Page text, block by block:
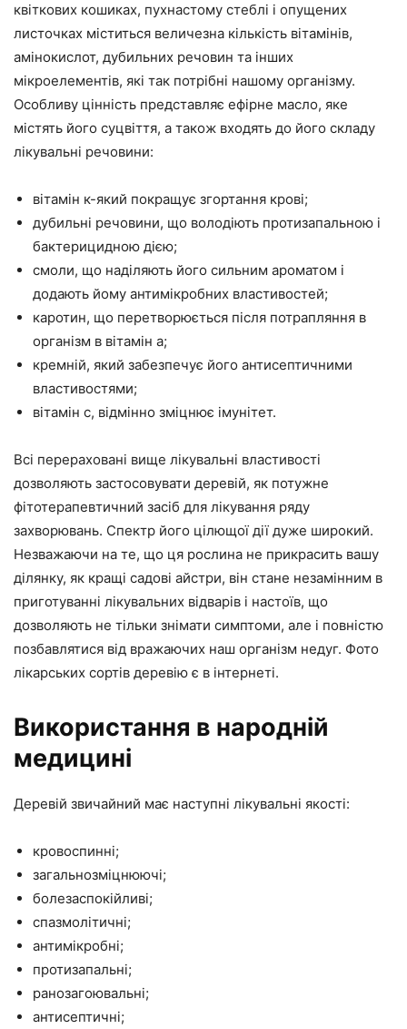
квіткових кошиках, пухнастому стеблі і опущених
листочках міститься величезна кількість вітамінів,
амінокислот, дубильних речовин та інших
мікроелементів, які так потрібні нашому організму.
Особливу цінність представляє ефірне масло, яке
містять його суцвіття, а також входять до його складу
лікувальні речовини:
вітамін к-який покращує згортання крові;
дубильні речовини, що володіють протизапальною і
бактерицидною дією;
смоли, що наділяють його сильним ароматом і
додають йому антимікробних властивостей;
каротин, що перетворюється після потрапляння в
організм в вітамін а;
кремній, який забезпечує його антисептичними
властивостями;
вітамін с, відмінно зміцнює імунітет.
Всі перераховані вище лікувальні властивості
дозволяють застосовувати деревій, як потужне
фітотерапевтичний засіб для лікування ряду
захворювань. Спектр його цілющої дії дуже широкий.
Незважаючи на те, що ця рослина не прикрасить вашу
ділянку, як кращі садові айстри, він стане незамінним в
приготуванні лікувальних відварів і настоїв, що
дозволяють не тільки знімати симптоми, але і повністю
позбавлятися від вражаючих наш організм недуг. Фото
лікарських сортів деревію є в інтернеті.
Використання в народній
медицині
Деревій звичайний має наступні лікувальні якості:
кровоспинні;
загальнозміцнюючі;
болезаспокійливі;
спазмолітичні;
антимікробні;
протизапальні;
ранозагоювальні;
антисептичні;